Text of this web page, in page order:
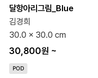
달항아리그림_Blue
김경희
30.0 x 30.0 cm
30,800원 ~
POD